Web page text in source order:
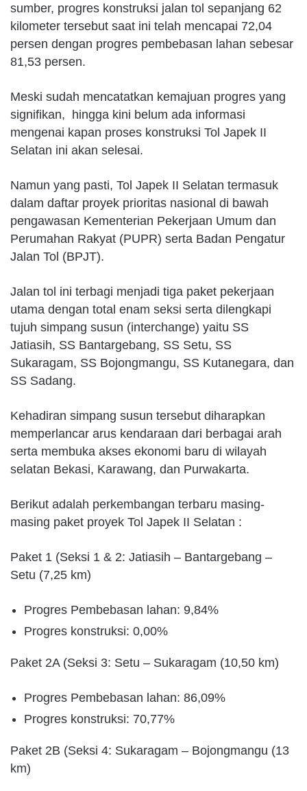
sumber, progres konstruksi jalan tol sepanjang 62
kilometer tersebut saat ini telah mencapai 72,04
persen dengan progres pembebasan lahan sebesar
81,53 persen.
Meski sudah mencatatkan kemajuan progres yang
signifikan, hingga kini belum ada informasi
mengenai kapan proses konstruksi Tol Japek II
Selatan ini akan selesai.
Namun yang pasti, Tol Japek II Selatan termasuk
dalam daftar proyek prioritas nasional di bawah
pengawasan Kementerian Pekerjaan Umum dan
Perumahan Rakyat (PUPR) serta Badan Pengatur
Jalan Tol (BPJT).
Jalan tol ini terbagi menjadi tiga paket pekerjaan
utama dengan total enam seksi serta dilengkapi
tujuh simpang susun (interchange) yaitu SS
Jatiasih, SS Bantargebang, SS Setu, SS
Sukaragam, SS Bojongmangu, SS Kutanegara, dan
SS Sadang.
Kehadiran simpang susun tersebut diharapkan
memperlancar arus kendaraan dari berbagai arah
serta membuka akses ekonomi baru di wilayah
selatan Bekasi, Karawang, dan Purwakarta.
Berikut adalah perkembangan terbaru masing-
masing paket proyek Tol Japek II Selatan :
Paket 1 (Seksi 1 & 2: Jatiasih – Bantargebang –
Setu (7,25 km)
Progres Pembebasan lahan: 9,84%
Progres konstruksi: 0,00%
Paket 2A (Seksi 3: Setu – Sukaragam (10,50 km)
Progres Pembebasan lahan: 86,09%
Progres konstruksi: 70,77%
Paket 2B (Seksi 4: Sukaragam – Bojongmangu (13
km)